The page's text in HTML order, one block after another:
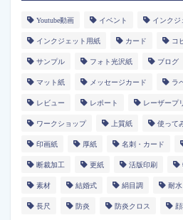
Youtube動画 イベント インクジ
インクジェット用紙 カード コ
サンプル フォト光沢紙 ブログ
マット紙 メッセージカード ラ
レビュー レポート レーザープ
ワークショップ 上質紙 使って
印画紙 厚紙 名刺・カード
断裁加工 更紙 活版印刷
素材 結婚式 絹目調 耐水
長尺 防炎 防炎クロス